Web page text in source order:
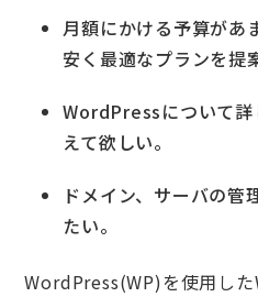
月額にかける予算があ
安く最適なプランを提
WordPressについて詳
えて欲しい。
ドメイン、サーバの管
たい。
WordPress(WP)を使用し